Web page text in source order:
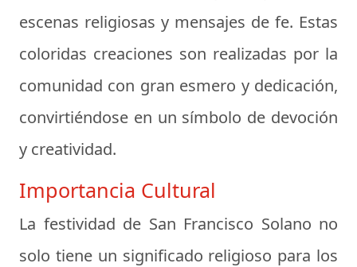
escenas religiosas y mensajes de fe. Estas
coloridas creaciones son realizadas por la
comunidad con gran esmero y dedicación,
convirtiéndose en un símbolo de devoción
y creatividad.
Importancia Cultural
La festividad de San Francisco Solano no
solo tiene un significado religioso para los